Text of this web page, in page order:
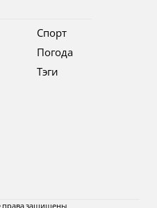
Спорт
Погода
Тэги